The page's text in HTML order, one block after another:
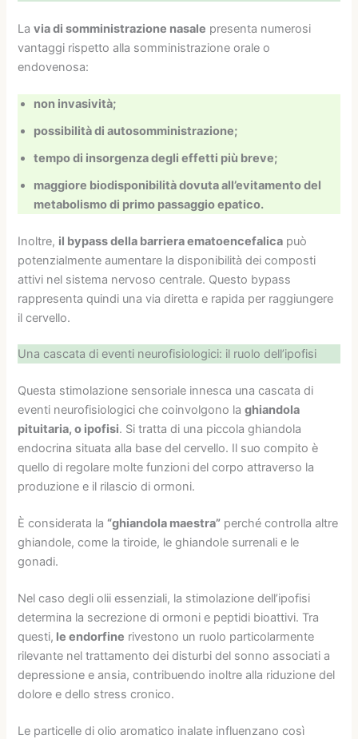
Lavia di somministrazione nasale presenta numerosi
vantaggi rispetto alla somministrazione orale o
endovenosa:
non invasività;
possibilità di autosomministrazione;
tempo di insorgenza degli effetti più breve;
maggiore biodisponibilità dovuta all’evitamento del
metabolismo di primo passaggio epatico.
Inoltre, il bypass della barriera ematoencefalica può
potenzialmente aumentare la disponibilità dei composti
attivi nel sistema nervoso centrale. Questo bypass
rappresenta quindi una via diretta e rapida per raggiungere
il cervello.
Una cascata di eventi neurofisiologici: il ruolo dell’ipofisi
Questa stimolazione sensoriale innesca una cascata di
eventi neurofisiologici che coinvolgono laghiandola
pituitaria, o ipofisi. Si tratta di una piccola ghiandola
endocrina situata alla base del cervello. Il suo compito è
quello di regolare molte funzioni del corpo attraverso la
produzione e il rilascio di ormoni.
È considerata la “ghiandola maestra” perché controlla altre
ghiandole, come la tiroide, le ghiandole surrenali e le
gonadi.
Nel caso degli olii essenziali, la stimolazione dell’ipofisi
determina la secrezione di ormoni e peptidi bioattivi. Tra
questi, le endorfine rivestono un ruolo particolarmente
rilevante nel trattamento dei disturbi del sonno associati a
depressione e ansia, contribuendo inoltre alla riduzione del
dolore e dello stress cronico.
Le particelle di olio aromatico inalate influenzano così